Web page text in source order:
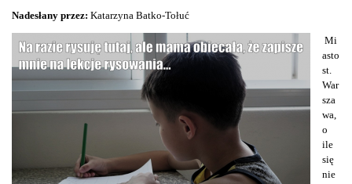
Nadesłany przez: Katarzyna Batko-Tołuć
Mi
asto
st.
War
sza
wa,
o
ile
się
nie